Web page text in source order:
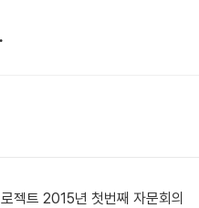
니다
젝트 2015년 첫번째 자문회의